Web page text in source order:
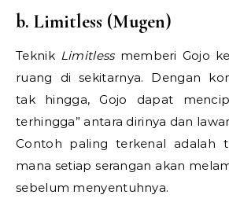
b. Limitless (Mugen)
Teknik Limitlessmemberi Gojo
ruang di sekitarnya. Dengan
tak hingga, Gojo dapat
terhingga” antara dirinya dan
Contoh paling terkenal adalah
mana setiap serangan akan
sebelum menyentuhnya.